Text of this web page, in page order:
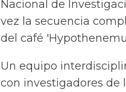
Nacional de
vez la secuencia
del café
Un equipo
con investigadores de